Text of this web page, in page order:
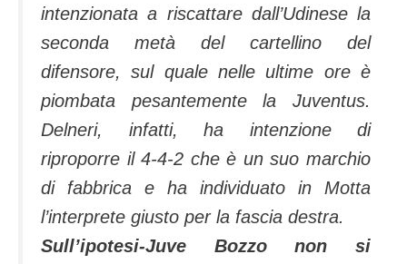
intenzionata a riscattare dall’Udinese la
seconda metà del cartellino del
difensore, sul quale nelle ultime ore è
piombata pesantemente la Juventus.
Delneri, infatti, ha intenzione di
riproporre il 4-4-2 che è un suo marchio
di fabbrica e ha individuato in Motta
l’interprete giusto per la fascia destra.
Sull’ipotesi-Juve Bozzo non si